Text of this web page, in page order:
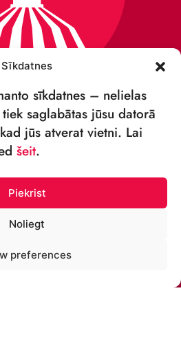
Sīkdatnes
sīkdatnes – nelielas
saglabātas jūsu datorā
jūs atverat vietni. Lai
šeit.
Piekrist
Noliegt
preferences
CIRKS”
iela 4,
1050, Latvija
40003027789